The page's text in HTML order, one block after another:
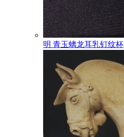
明 青玉螭龙耳乳钉纹杯